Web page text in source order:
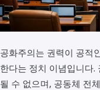
공화주의는 권력이 공적
한다는 정치 이념입니다
될 수 없으며, 공동체 전